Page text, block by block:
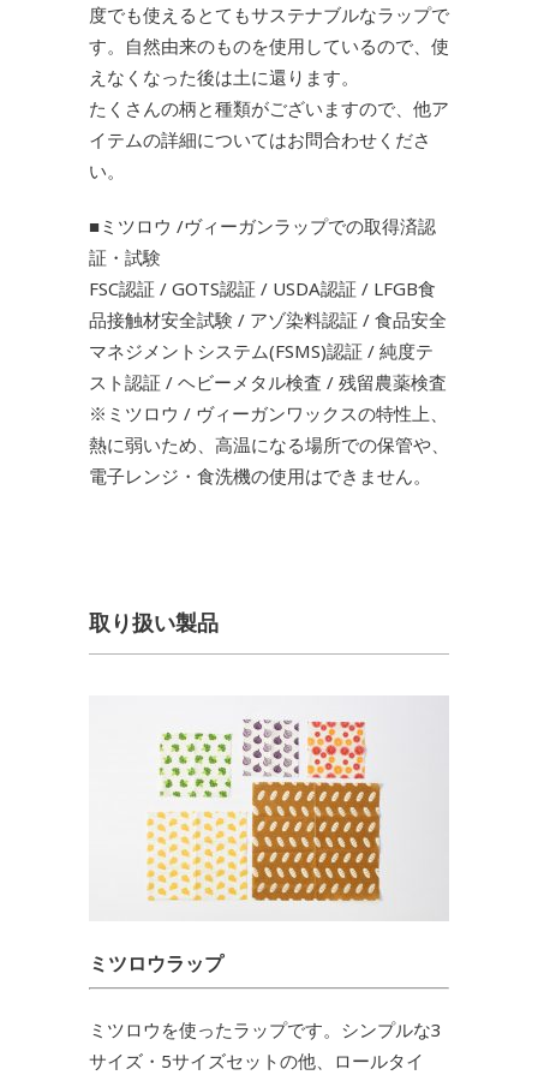
度でも使えるとてもサステナブルなラップで
す。自然由来のものを使用しているので、使
えなくなった後は土に還ります。
たくさんの柄と種類がございますので、他ア
イテムの詳細についてはお問合わせくださ
い。
■ミツロウ /ヴィーガンラップでの取得済認
証・試験
FSC認証 / GOTS認証 / USDA認証 / LFGB食
品接触材安全試験 / アゾ染料認証 / 食品安全
マネジメントシステム(FSMS)認証 / 純度テ
スト認証 / ヘビーメタル検査 / 残留農薬検査
※ミツロウ / ヴィーガンワックスの特性上、
熱に弱いため、高温になる場所での保管や、
電子レンジ・食洗機の使用はできません。
取り扱い製品
ミツロウラップ
ミツロウを使ったラップです。シンプルな3
サイズ・5サイズセットの他、ロールタイ